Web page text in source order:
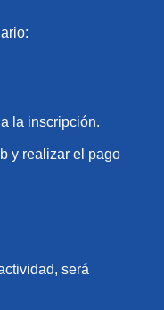
la inscripción.
y realizar el pago
será